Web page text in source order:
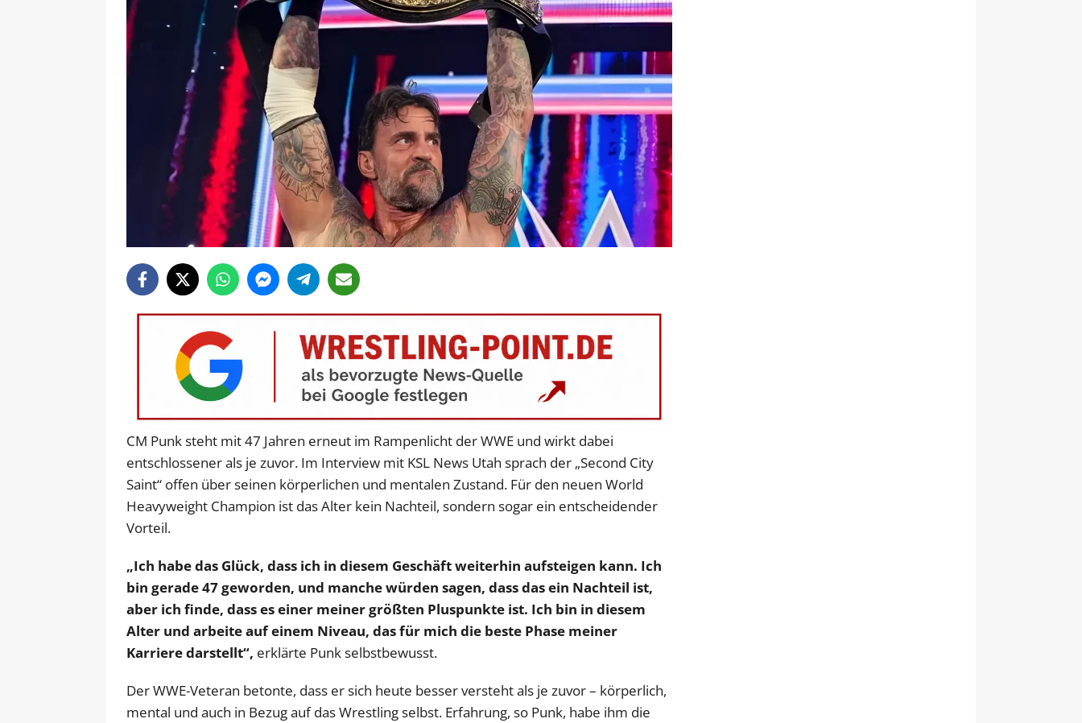
CM Punk steht mit 47 Jahren erneut im Rampenlicht der WWE und wirkt dabei
entschlossener als je zuvor. Im Interview mit KSL News Utah sprach der „Second City
Saint“ offen über seinen körperlichen und mentalen Zustand. Für den neuen World
Heavyweight Champion ist das Alter kein Nachteil, sondern sogar ein entscheidender
Vorteil.
„Ich habe das Glück, dass ich in diesem Geschäft weiterhin aufsteigen kann. Ich
bin gerade 47 geworden, und manche würden sagen, dass das ein Nachteil ist,
aber ich finde, dass es einer meiner größten Pluspunkte ist. Ich bin in diesem
Alter und arbeite auf einem Niveau, das für mich die beste Phase meiner
Karriere darstellt“, erklärte Punk selbstbewusst.
Der WWE-Veteran betonte, dass er sich heute besser versteht als je zuvor – körperlich,
mental und auch in Bezug auf das Wrestling selbst. Erfahrung, so Punk, habe ihm die